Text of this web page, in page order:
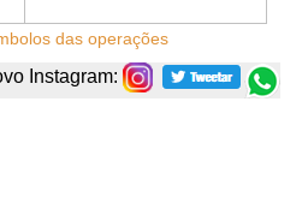
das operações
Instagram: